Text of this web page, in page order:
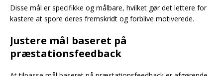
Disse mål er specifikke og målbare, hvilket gør det lettere for
kastere at spore deres fremskridt og forblive motiverede.
Justere mål baseret på
præstationsfeedback